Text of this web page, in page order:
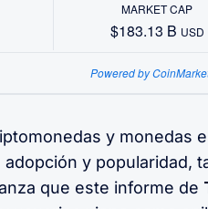
MARKET CAP
$183.13 B USD
Powered by
y monedas
y popularidad,
que este informe de